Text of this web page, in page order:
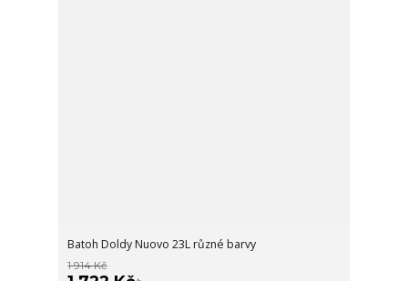
Batoh Doldy Nuovo 23L různé barvy
1 914 Kč